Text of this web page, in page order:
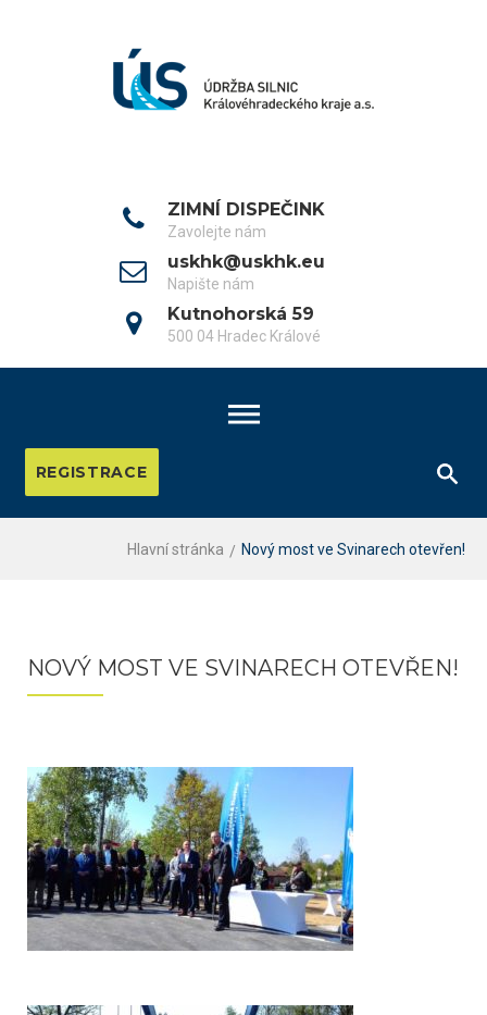
ZIMNÍ DISPEČINK
Zavolejte nám
uskhk@uskhk.eu
Napište nám
Kutnohorská 59
500 04 Hradec Králové
REGISTRACE
Hlavní stránka Nový most ve Svinarech otevřen!
NOVÝ MOST VE SVINARECH OTEVŘEN!